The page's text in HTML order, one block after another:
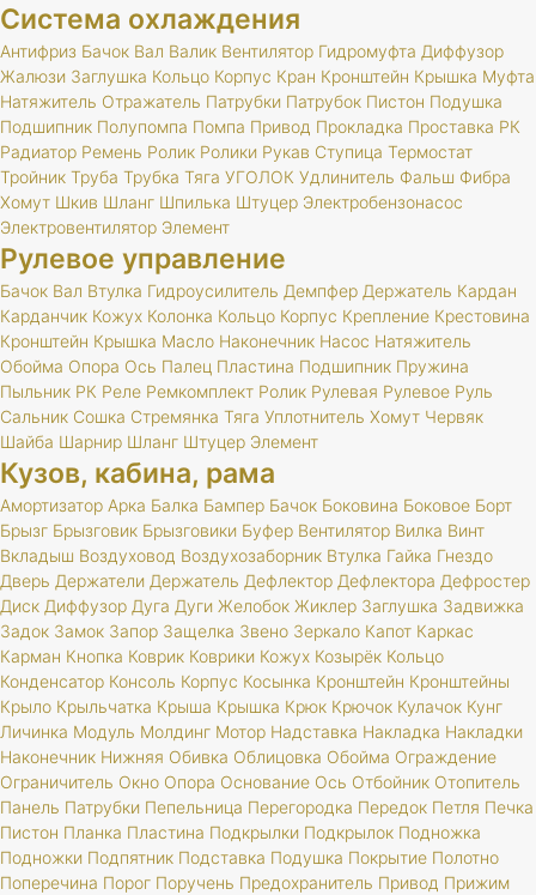
Система охлаждения
Антифриз Бачок Вал Валик Вентилятор Гидромуфта Диффузор
Жалюзи Заглушка Кольцо Корпус Кран Кронштейн Крышка Муфта
Натяжитель Отражатель Патрубки Патрубок Пистон Подушка
Подшипник Полупомпа Помпа Привод Прокладка Проставка РК
Радиатор Ремень Ролик Ролики Рукав Ступица Термостат
Тройник Труба Трубка Тяга УГОЛОК Удлинитель Фальш Фибра
Хомут Шкив Шланг Шпилька Штуцер Электробензонасос
Электровентилятор Элемент
Рулевое управление
Бачок Вал Втулка Гидроусилитель Демпфер Держатель Кардан
Карданчик Кожух Колонка Кольцо Корпус Крепление Крестовина
Кронштейн Крышка Масло Наконечник Насос Натяжитель
Обойма Опора Ось Палец Пластина Подшипник Пружина
Пыльник РК Реле Ремкомплект Ролик Рулевая Рулевое Руль
Сальник Сошка Стремянка Тяга Уплотнитель Хомут Червяк
Шайба Шарнир Шланг Штуцер Элемент
Кузов, кабина, рама
Амортизатор Арка Балка Бампер Бачок Боковина Боковое Борт
Брызг Брызговик Брызговики Буфер Вентилятор Вилка Винт
Вкладыш Воздуховод Воздухозаборник Втулка Гайка Гнездо
Дверь Держатели Держатель Дефлектор Дефлектора Дефростер
Диск Диффузор Дуга Дуги Желобок Жиклер Заглушка Задвижка
Задок Замок Запор Защелка Звено Зеркало Капот Каркас
Карман Кнопка Коврик Коврики Кожух Козырёк Кольцо
Конденсатор Консоль Корпус Косынка Кронштейн Кронштейны
Крыло Крыльчатка Крыша Крышка Крюк Крючок Кулачок Кунг
Личинка Модуль Молдинг Мотор Надставка Накладка Накладки
Наконечник Нижняя Обивка Облицовка Обойма Ограждение
Ограничитель Окно Опора Основание Ось Отбойник Отопитель
Панель Патрубки Пепельница Перегородка Передок Петля Печка
Пистон Планка Пластина Подкрылки Подкрылок Подножка
Подножки Подпятник Подставка Подушка Покрытие Полотно
Поперечина Порог Поручень Предохранитель Привод Прижим